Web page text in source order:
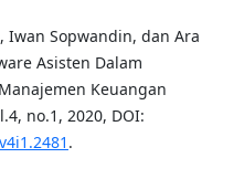
Iwan Sopwandin, dan Ara
Asisten Dalam
Keuangan
no.1, 2020, DOI:
.